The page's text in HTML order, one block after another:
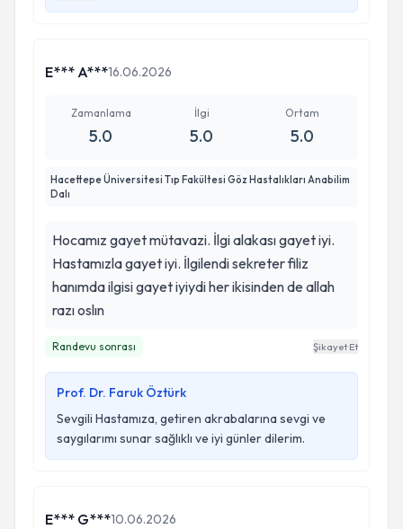
E*** A***16.06.2026
Zamanlama
5.0
İlgi
5.0
Ortam
5.0
Hacettepe Üniversitesi Tıp Fakültesi Göz Hastalıkları Anabilim
Dalı
Hocamız gayet mütavazi. İlgi alakası gayet iyi.
Hastamızla gayet iyi. İlgilendi sekreter filiz
hanımda ilgisi gayet iyiydi her ikisinden de allah
razı oslın
Randevu sonrası Şikayet Et
Prof. Dr. Faruk Öztürk
Sevgili Hastamıza, getiren akrabalarına sevgi ve
saygılarımı sunar sağlıklı ve iyi günler dilerim.
E*** G***10.06.2026